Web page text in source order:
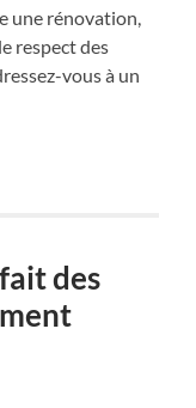
une rénovation,
respect des
vous à un
des